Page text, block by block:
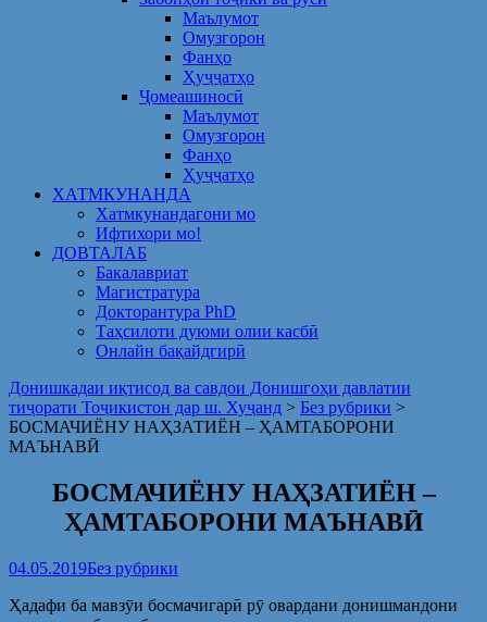
Маълумот
Омузгорон
Фанҳо
Ҳуҷҷатҳо
Ҷомеашиносӣ
Маълумот
Омузгорон
Фанҳо
Ҳуҷҷатҳо
ХАТМКУНАНДА
Хатмкунандагони мо
Ифтихори мо!
ДОВТАЛАБ
Бакалавриат
Магистратура
Докторантура PhD
Таҳсилоти дуюми олии касбӣ
Онлайн бақайдгирӣ
Донишкадаи иқтисод ва савдои Донишгоҳи давлатии
тиҷорати Тоҷикистон дар ш. Хуҷанд > Без рубрики >
БОСМАЧИЁНУ НАҲЗАТИЁН – ҲАМТАБОРОНИ
МАЪНАВӢ
БОСМАЧИЁНУ НАҲЗАТИЁН –
ҲАМТАБОРОНИ МАЪНАВӢ
04.05.2019Без рубрики
Ҳадафи ба мавзӯи босмачигарӣ рӯ овардани донишмандони